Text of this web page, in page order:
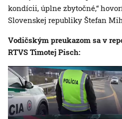
kondícii, úplne zbytočné,“
Slovenskej republiky Štefan
Vodičským preukazom sa v
RTVS Timotej Pisch: